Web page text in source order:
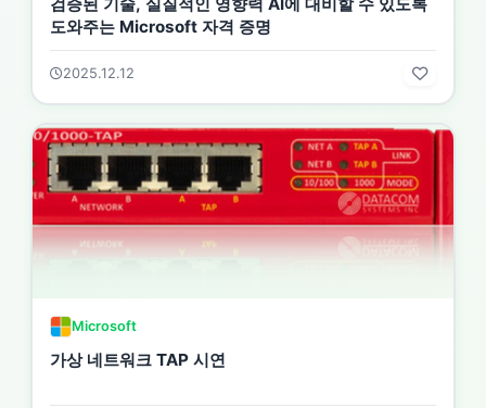
도와주는 Microsoft 자격 증명
2025.12.12
Microsoft
가상 네트워크 TAP 시연